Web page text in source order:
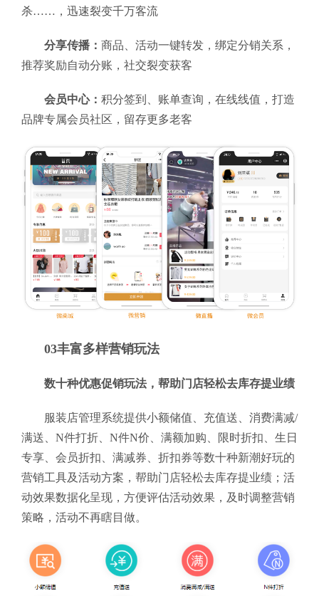
杀……，迅速裂变千万客流
分享传播： 商品、活动一键转发，绑定分销关系，
推荐奖励自动分账，社交裂变获客
会员中心： 积分签到、账单查询，在线线值，打造
品牌专属会员社区，留存更多老客
03丰富多样营销玩法
数十种优惠促销玩法，帮助门店轻松去库存提业绩
服装店管理系统提供小额储值、充值送、消费满减/
满送、N件打折、N件N价、满额加购、限时折扣、生日
专享、会员折扣、满减券、折扣券等数十种新潮好玩的
营销工具及活动方案，帮助门店轻松去库存提业绩；活
动效果数据化呈现，方便评估活动效果，及时调整营销
策略，活动不再瞎目做。